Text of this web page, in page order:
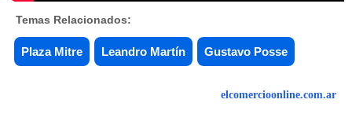
Temas Relacionados:
Plaza Mitre Leandro Martín Gustavo Posse
elcomercioonline.com.ar